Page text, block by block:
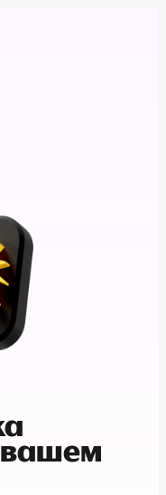
вашем